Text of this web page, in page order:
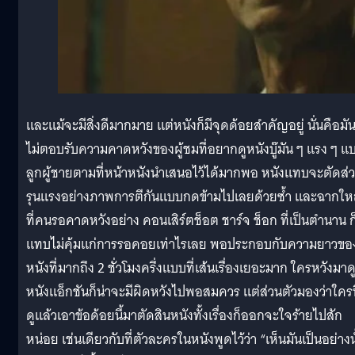
และแม้จะมีสิ่งดีมากมาย แต่หนังก็มีจุดด้อยสำคัญอยู่ นั่นคือมัน
ไม่ตอบรับความคาดหวังของผู้ชมที่อยากดูหนังบู๊มัน ๆ แรง ๆ แ
ลูกผู้ชายตามที่หน้าหนังนำเสนอไว้ได้มากพอ หนังแทบจะตัดส่
รุนแรงอย่างภาพการตีกันแบบกดข้ามไปเลยด้วยซ้ำ และฉากใ
ที่คนรอคาดหวังอย่าง คอนเสิร์ตช็อต ชาร์จ ช็อก ที่เป็นตำนาน
แทบไม่คุ้มแก่การรอคอยเท่าไรเลย พอประกอบกับความยาวข
หนังที่มากถึง 2 ชั่วโมงครึ่งแบบที่เส้นเรื่องเยอะมาก ใครหวังมาดู
หนังแอ็กชันก็น่าจะมีผิดหวังไปพอสมควร แต่ส่วนตัวมองว่าใค
ดูแล้วเอาข้อด้อยนี้มาตัดสินหนังทั้งเรื่องก็ออกจะใจร้ายไปสัก
หน่อย เช่นเดียวกับที่ตัวละครในหนังพูดไว้ว่า “เห็นมันเป็นอย่า